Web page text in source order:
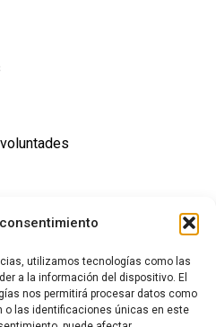
utilizamos tecnologías como las
a la información del dispositivo. El
nos permitirá procesar datos como
o las identificaciones únicas en este